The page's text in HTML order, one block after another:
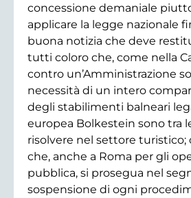
concessione demaniale
applicare la legge nazionale
buona notizia che deve
tutti coloro che, come nella
contro un’Amministrazione
necessità di un intero
degli stabilimenti balneari
europea Bolkestein sono tra
risolvere nel settore turistico;
che, anche a Roma per gli
pubblica, si prosegua nel
sospensione di ogni